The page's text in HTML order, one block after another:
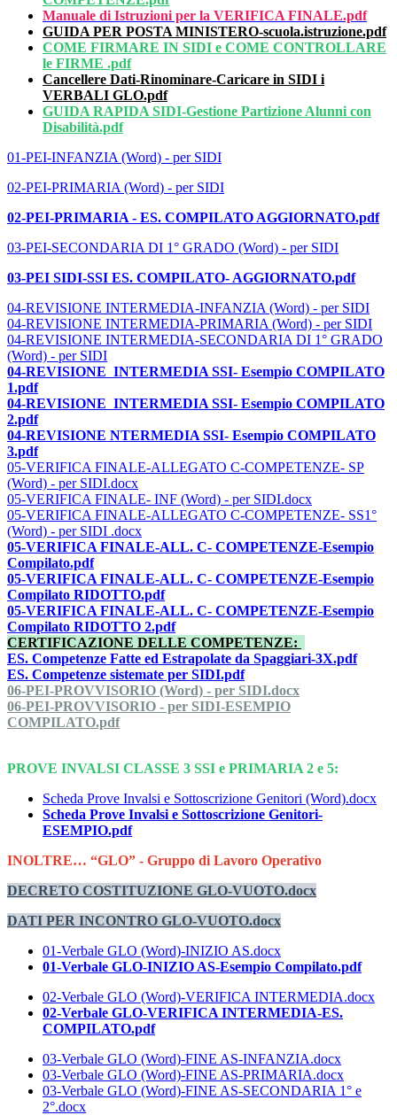
Manuale di Istruzioni per la VERIFICA FINALE.pdf
GUIDA PER POSTA MINISTERO-scuola.istruzione.pdf
COME FIRMARE IN SIDI e COME CONTROLLARE
le FIRME .pdf
Cancellere Dati-Rinominare-Caricare in SIDI i
VERBALI GLO.pdf
GUIDA RAPIDA SIDI-Gestione Partizione Alunni con
Disabilità.pdf
01-PEI-INFANZIA (Word) - per SIDI
02-PEI-PRIMARIA (Word) - per SIDI
02-PEI-PRIMARIA - ES. COMPILATO AGGIORNATO.pdf
03-PEI-SECONDARIA DI 1° GRADO (Word) - per SIDI
03-PEI SIDI-SSI ES. COMPILATO- AGGIORNATO.pdf
04-REVISIONE INTERMEDIA-INFANZIA (Word) - per SIDI
04-REVISIONE INTERMEDIA-PRIMARIA (Word) - per SIDI
04-REVISIONE INTERMEDIA-SECONDARIA DI 1° GRADO
(Word) - per SIDI
04-REVISIONE INTERMEDIA SSI- Esempio COMPILATO
1.pdf
04-REVISIONE INTERMEDIA SSI- Esempio COMPILATO
2.pdf
04-REVISIONE NTERMEDIA SSI- Esempio COMPILATO
3.pdf
05-VERIFICA FINALE-ALLEGATO C-COMPETENZE- SP
(Word) - per SIDI.docx
05-VERIFICA FINALE- INF (Word) - per SIDI.docx
05-VERIFICA FINALE-ALLEGATO C-COMPETENZE- SS1°
(Word) - per SIDI .docx
05-VERIFICA FINALE-ALL. C- COMPETENZE-Esempio
Compilato.pdf
05-VERIFICA FINALE-ALL. C- COMPETENZE-Esempio
Compilato RIDOTTO.pdf
05-VERIFICA FINALE-ALL. C- COMPETENZE-Esempio
Compilato RIDOTTO 2.pdf
CERTIFICAZIONE DELLE COMPETENZE:
ES. Competenze Fatte ed Estrapolate da Spaggiari-3X.pdf
ES. Competenze sistemate per SIDI.pdf
06-PEI-PROVVISORIO (Word) - per SIDI.docx
06-PEI-PROVVISORIO - per SIDI-ESEMPIO
COMPILATO.pdf
PROVE INVALSI CLASSE 3 SSI e PRIMARIA 2 e 5:
Scheda Prove Invalsi e Sottoscrizione Genitori (Word).docx
Scheda Prove Invalsi e Sottoscrizione Genitori-
ESEMPIO.pdf
INOLTRE… “GLO” - Gruppo di Lavoro Operativo
DECRETO COSTITUZIONE GLO-VUOTO.docx
DATI PER INCONTRO GLO-VUOTO.docx
01-Verbale GLO (Word)-INIZIO AS.docx
01-Verbale GLO-INIZIO AS-Esempio Compilato.pdf
02-Verbale GLO (Word)-VERIFICA INTERMEDIA.docx
02-Verbale GLO-VERIFICA INTERMEDIA-ES.
COMPILATO.pdf
03-Verbale GLO (Word)-FINE AS-INFANZIA.docx
03-Verbale GLO (Word)-FINE AS-PRIMARIA.docx
03-Verbale GLO (Word)-FINE AS-SECONDARIA 1° e
2°.docx